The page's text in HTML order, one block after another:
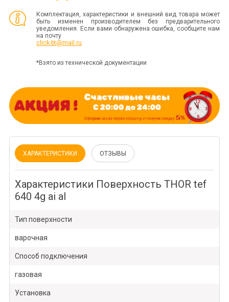
Комплектация, характеристики и внешний вид товара может
быть изменен производителем без предварительного
уведомления. Если вами обнаружена ошибка, сообщите нам
на почту
click-bt@mail.ru
*Взято из технической документации
ХАРАКТЕРИСТИКИ ОТЗЫВЫ
Характеристики Поверхность THOR tef
640 4g ai al
Тип поверхности
варочная
Способ подключения
газовая
Установка